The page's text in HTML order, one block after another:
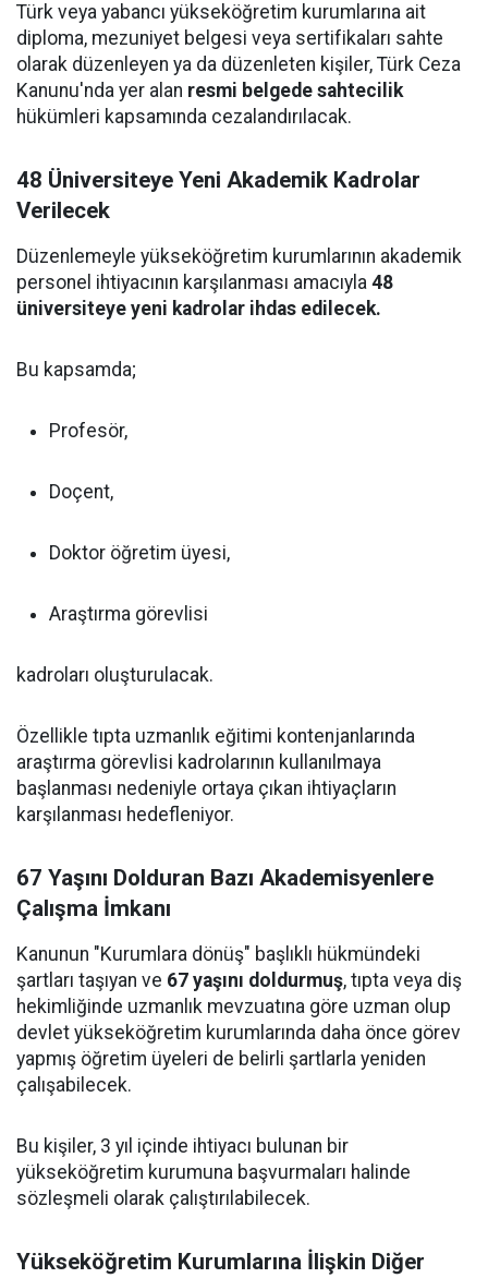
Türk veya yabancı yükseköğretim kurumlarına ait
diploma, mezuniyet belgesi veya sertifikaları sahte
olarak düzenleyen ya da düzenleten kişiler, Türk Ceza
Kanunu'nda yer alan resmi belgede sahtecilik
hükümleri kapsamında cezalandırılacak.
48 Üniversiteye Yeni Akademik Kadrolar
Verilecek
Düzenlemeyle yükseköğretim kurumlarının akademik
personel ihtiyacının karşılanması amacıyla 48
üniversiteye yeni kadrolar ihdas edilecek.
Bu kapsamda;
Profesör,
Doçent,
Doktor öğretim üyesi,
Araştırma görevlisi
kadroları oluşturulacak.
Özellikle tıpta uzmanlık eğitimi kontenjanlarında
araştırma görevlisi kadrolarının kullanılmaya
başlanması nedeniyle ortaya çıkan ihtiyaçların
karşılanması hedefleniyor.
67 Yaşını Dolduran Bazı Akademisyenlere
Çalışma İmkanı
Kanunun "Kurumlara dönüş" başlıklı hükmündeki
şartları taşıyan ve 67 yaşını doldurmuş, tıpta veya diş
hekimliğinde uzmanlık mevzuatına göre uzman olup
devlet yükseköğretim kurumlarında daha önce görev
yapmış öğretim üyeleri de belirli şartlarla yeniden
çalışabilecek.
Bu kişiler, 3 yıl içinde ihtiyacı bulunan bir
yükseköğretim kurumuna başvurmaları halinde
sözleşmeli olarak çalıştırılabilecek.
Yükseköğretim Kurumlarına İlişkin Diğer